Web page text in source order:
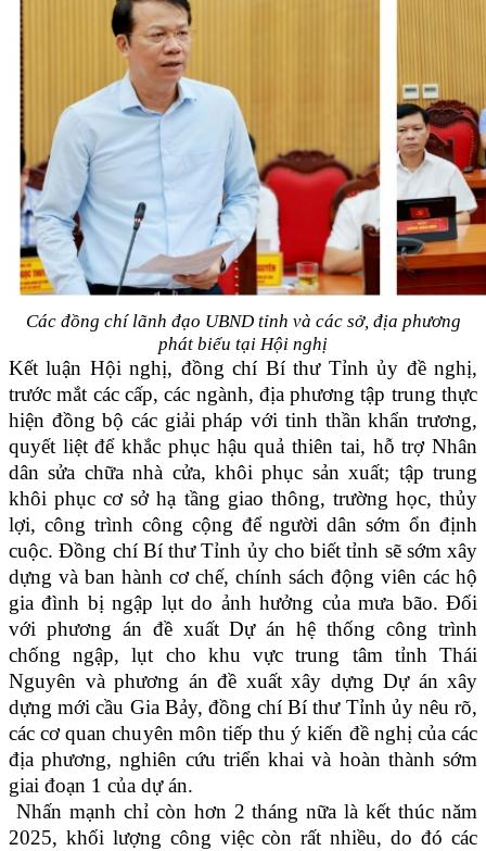
Các đồng chí lãnh đạo UBND tỉnh và các sở, địa phương
phát biểu tại Hội nghị
Kết luận Hội nghị, đồng chí Bí thư Tỉnh ủy đề nghị,
trước mắt các cấp, các ngành, địa phương tập trung thực
hiện đồng bộ các giải pháp với tinh thần khẩn trương,
quyết liệt để khắc phục hậu quả thiên tai, hỗ trợ Nhân
dân sửa chữa nhà cửa, khôi phục sản xuất; tập trung
khôi phục cơ sở hạ tầng giao thông, trường học, thủy
lợi, công trình công cộng để người dân sớm ổn định
cuộc. Đồng chí Bí thư Tỉnh ủy cho biết tỉnh sẽ sớm xây
dựng và ban hành cơ chế, chính sách động viên các hộ
gia đình bị ngập lụt do ảnh hưởng của mưa bão. Đối
với phương án đề xuất Dự án hệ thống công trình
chống ngập, lụt cho khu vực trung tâm tỉnh Thái
Nguyên và phương án đề xuất xây dựng Dự án xây
dựng mới cầu Gia Bảy, đồng chí Bí thư Tỉnh ủy nêu rõ,
các cơ quan chuyên môn tiếp thu ý kiến đề nghị của các
địa phương, nghiên cứu triển khai và hoàn thành sớm
giai đoạn 1 của dự án.
Nhấn mạnh chỉ còn hơn 2 tháng nữa là kết thúc năm
2025, khối lượng công việc còn rất nhiều, do đó các